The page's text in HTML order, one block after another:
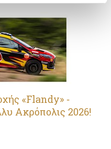
«Flandy» -
Ακρόπολις 2026!